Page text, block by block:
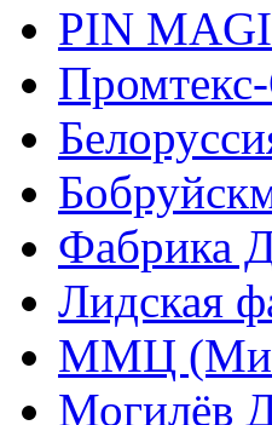
PIN
Фабрика
Лидская
ММЦ
Могилёв